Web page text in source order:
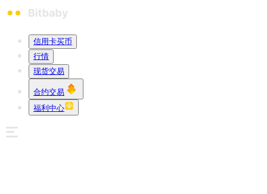
信用卡买币
行情
现货交易
合约交易
福利中心